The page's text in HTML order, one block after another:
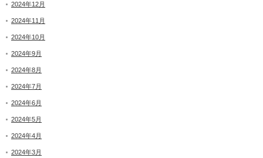
2024年12月
2024年11月
2024年10月
2024年9月
2024年8月
2024年7月
2024年6月
2024年5月
2024年4月
2024年3月